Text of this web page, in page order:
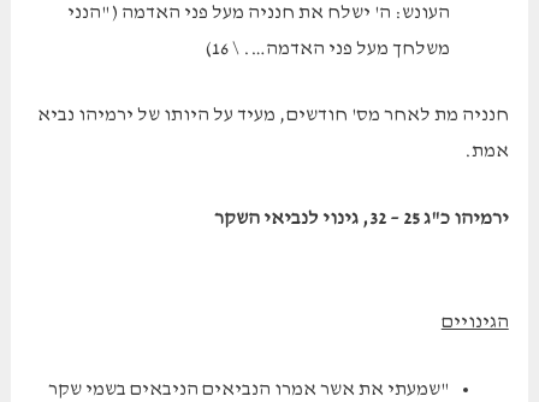
העונש: ה' ישלח את חנניה מעל פני האדמה ("הנני
משלחך מעל פני האדמה…. \ 16)
חנניה מת לאחר מס' חודשים, מעיד על היותו של ירמיהו נביא
אמת.
ירמיהו כ"ג 25 – 32, גינוי לנביאי השקר
הגינויים
"שמעתי את אשר אמרו הנביאים הניבאים בשמי שקר